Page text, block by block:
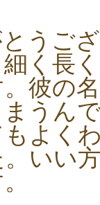
うご
く長
彼の
うん
よく
いい